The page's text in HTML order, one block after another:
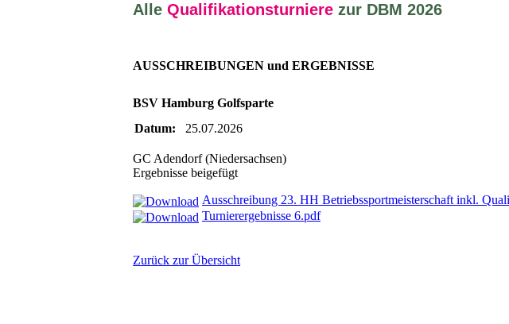
Alle Qualifikationsturniere zur DBM 2026
AUSSCHREIBUNGEN und ERGEBNISSE
BSV Hamburg Golfsparte
Datum:
25.07.2026
GC Adendorf (Niedersachsen)
Ergebnisse beigefügt
Ausschreibung 23. HH Betriebssportmeisterschaft inkl.
Turnierergebnisse 6.pdf
Zurück zur Übersicht